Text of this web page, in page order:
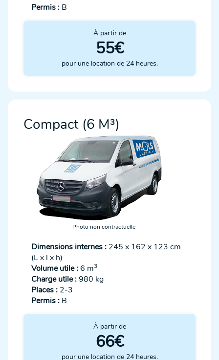
Permis : B
À partir de
55€
pour une location de 24 heures.
Compact (6 M³)
Photo non contractuelle
Dimensions internes : 245 x 162 x 123 cm
(L x l x h)
Volume utile :6 m3
Charge utile :980 kg
Places : 2-3
Permis : B
À partir de
66€
pour une location de 24 heures.